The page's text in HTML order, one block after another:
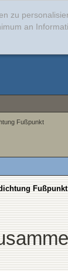
zu
an
Fußpunkt
Fußpunkt